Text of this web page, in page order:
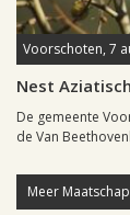
Voorschoten, 7
Nest
De gemeente
de Van
Meer